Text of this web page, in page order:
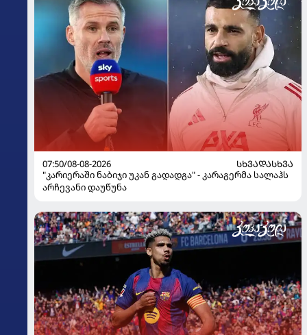
07:50/08-08-2026
ᲡᲮᲕᲐᲓᲐᲡᲮᲕᲐ
"კარიერაში ნაბიჯი უკან გადადგა" - კარაგერმა სალაჰს
არჩევანი დაუწუნა